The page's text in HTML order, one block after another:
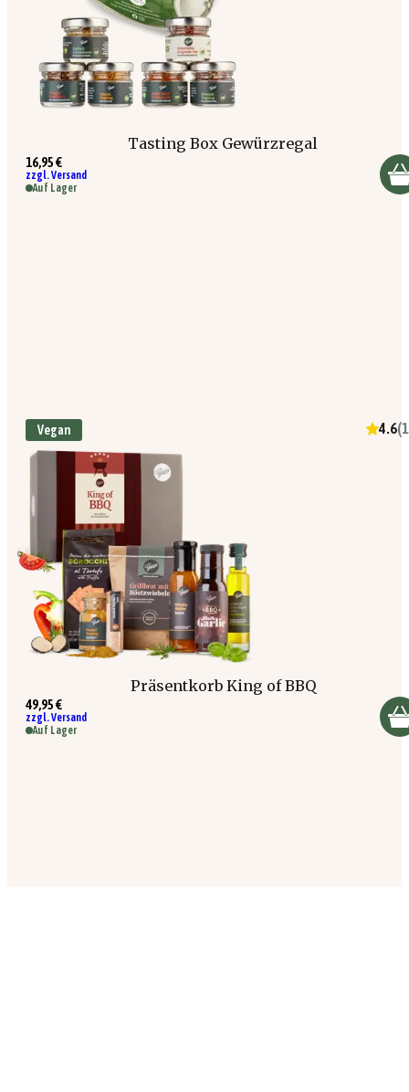
Tasting Box Gewürzregal
16,95 €
zzgl. Versand
Auf Lager
Vegan 4.6(
Präsentkorb King of BBQ
49,95 €
zzgl. Versand
Auf Lager